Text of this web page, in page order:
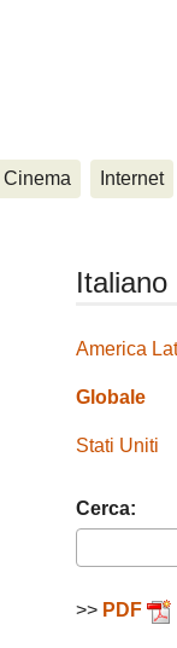
Cinema Internet
Italiano
America
Globale
Stati Uniti
Cerca:
>> PDF